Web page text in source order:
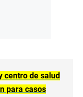
centro de salud
para casos